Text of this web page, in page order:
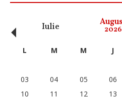
Iulie 2026
‹ L M M J
03
04 05 06
10
11 12 13